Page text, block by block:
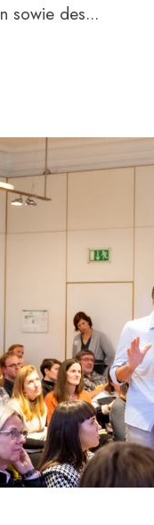
sowie des...